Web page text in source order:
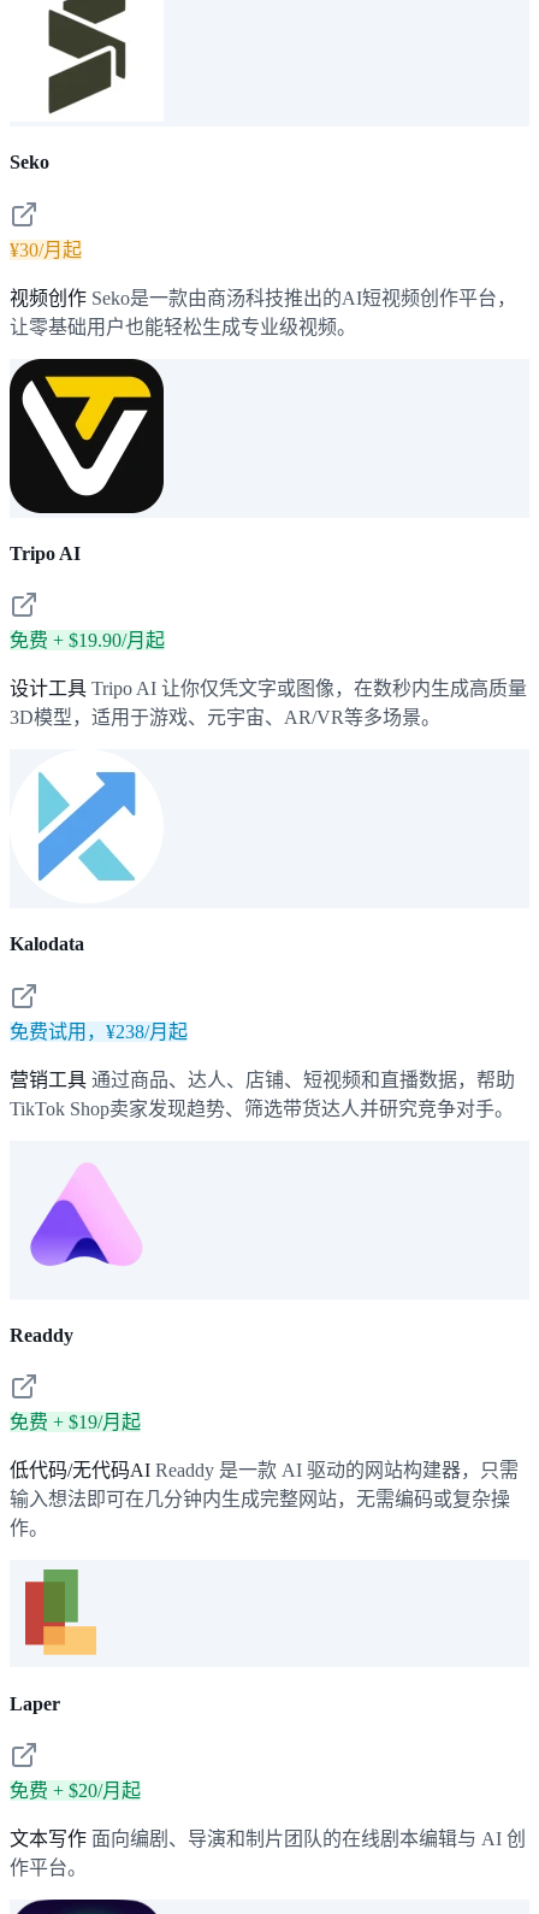
Seko
¥30/月起
视频创作 Seko是一款由商汤科技推出的AI短视频创作平台，
让零基础用户也能轻松生成专业级视频。
Tripo AI
免费 + $19.90/月起
设计工具 Tripo AI 让你仅凭文字或图像，在数秒内生成高质量
3D模型，适用于游戏、元宇宙、AR/VR等多场景。
Kalodata
免费试用，¥238/月起
营销工具 通过商品、达人、店铺、短视频和直播数据，帮助
TikTok Shop卖家发现趋势、筛选带货达人并研究竞争对手。
Readdy
免费 + $19/月起
低代码/无代码AI Readdy 是一款 AI 驱动的网站构建器，只需
输入想法即可在几分钟内生成完整网站，无需编码或复杂操
作。
Laper
免费 + $20/月起
文本写作 面向编剧、导演和制片团队的在线剧本编辑与 AI 创
作平台。